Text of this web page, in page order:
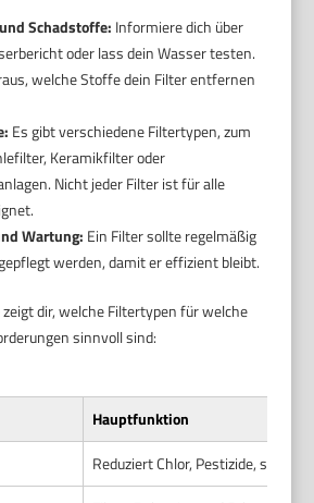
Schadstoffe: Informiere dich über
oder lass dein Wasser testen.
welche Stoffe dein Filter entfernen
Es gibt verschiedene Filtertypen, zum
Keramikfilter oder
Nicht jeder Filter ist für alle
Wartung: Ein Filter sollte regelmäßig
werden, damit er effizient bleibt.
zeigt dir, welche Filtertypen für welche
sinnvoll sind:
Hauptfunktion
Reduziert Chlor, Pestizide,